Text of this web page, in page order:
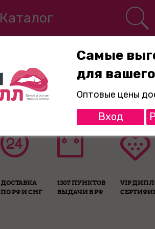
Каталог
8-800-775-89-65
ДОСТАВКА
ПО РФ И СНГ
1307 ПУНКТОВ
ВЫДАЧИ В РФ
VIP
Самые
для
Оптовые цены
Вход